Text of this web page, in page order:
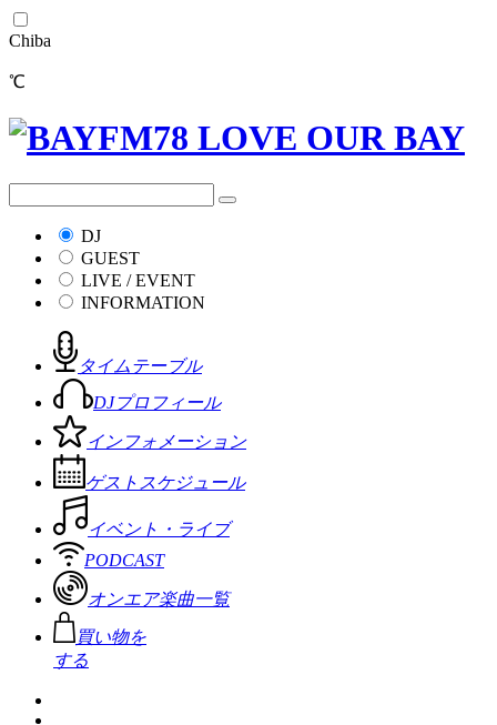
Chiba
℃
DJ
GUEST
LIVE / EVENT
INFORMATION
タイムテーブル
DJプロフィール
インフォメーション
ゲストスケジュール
イベント・ライブ
PODCAST
オンエア楽曲一覧
買い物を
する